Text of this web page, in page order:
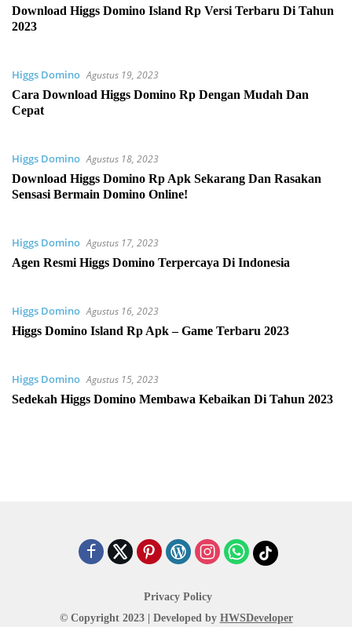
Download Higgs Domino Island Rp Versi Terbaru Di Tahun
2023
Higgs Domino Agustus 19, 2023
Cara Download Higgs Domino Rp Dengan Mudah Dan
Cepat
Higgs Domino Agustus 18, 2023
Download Higgs Domino Rp Apk Sekarang Dan Rasakan
Sensasi Bermain Domino Online!
Higgs Domino Agustus 17, 2023
Agen Resmi Higgs Domino Terpercaya Di Indonesia
Higgs Domino Agustus 16, 2023
Higgs Domino Island Rp Apk – Game Terbaru 2023
Higgs Domino Agustus 15, 2023
Sedekah Higgs Domino Membawa Kebaikan Di Tahun 2023
Privacy Policy
© Copyright 2023 | Developed by HWSDeveloper